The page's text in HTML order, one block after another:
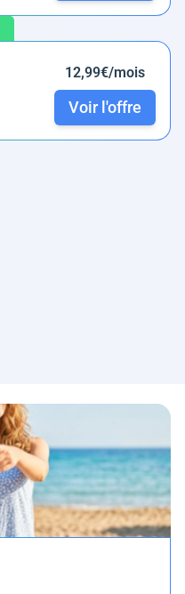
12,99€/mois
Voir l'offre